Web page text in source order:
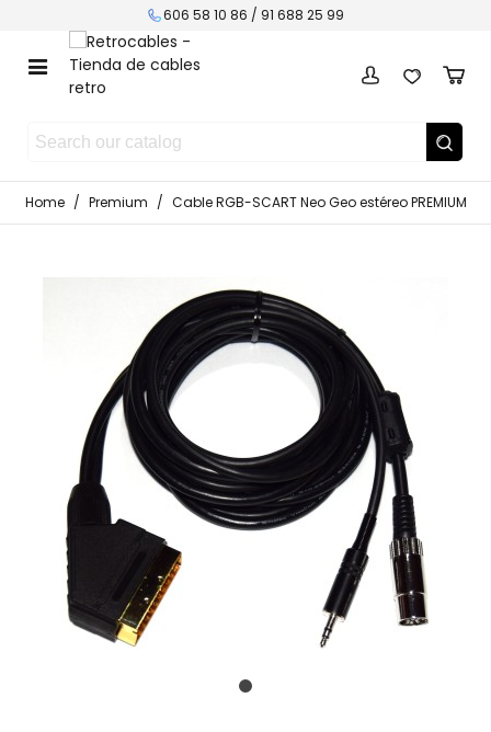
606 58 10 86 / 91 688 25 99
Home / Premium / Cable RGB-SCART Neo Geo estéreo PREMIUM